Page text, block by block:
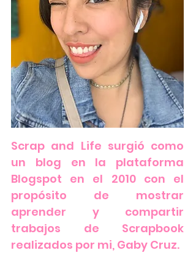
Scrap and Life surgió como
un blog en la plataforma
Blogspot en el 2010 con el
propósito de mostrar
aprender y compartir
trabajos de Scrapbook
realizados por mi, Gaby Cruz.